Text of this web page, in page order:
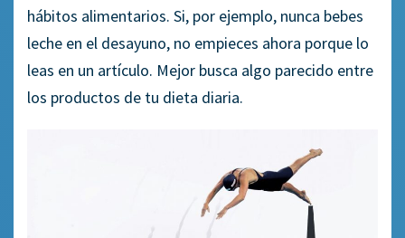
hábitos alimentarios. Si, por ejemplo, nunca bebes
leche en el desayuno, no empieces ahora porque lo
leas en un artículo. Mejor busca algo parecido entre
los productos de tu dieta diaria.